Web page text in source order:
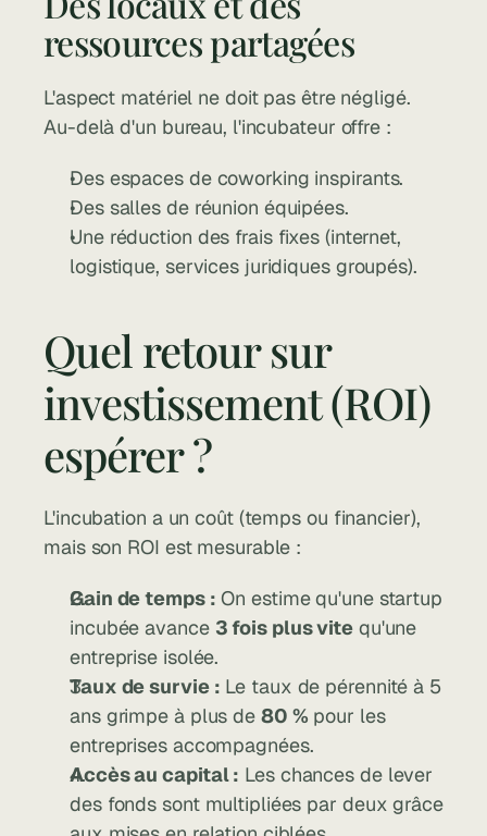
ressources partagées
L'aspect matériel ne doit pas être négligé.
Au-delà d'un bureau, l'incubateur offre :
Des espaces de coworking inspirants.
Des salles de réunion équipées.
Une réduction des frais fixes (internet,
logistique, services juridiques groupés).
Quel retour sur
investissement (ROI)
espérer ?
L'incubation a un coût (temps ou financier),
mais son ROI est mesurable :
Gain de temps : On estime qu'une startup
incubée avance 3 fois plus vite qu'une
entreprise isolée.
Taux de survie : Le taux de pérennité à 5
ans grimpe à plus de 80 % pour les
entreprises accompagnées.
Accès au capital : Les chances de lever
des fonds sont multipliées par deux grâce